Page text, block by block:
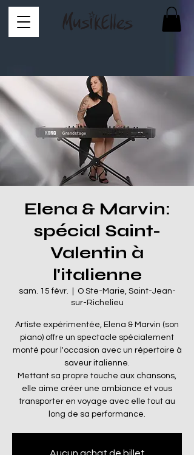
Elena & Marvin:
spécial Saint-
Valentin à
l'italienne
sam. 15 févr.
O Ste-Marie, Saint-Jean-
sur-Richelieu
Artiste expérimentée, Elena & Marvin (son
piano) offre un spectacle spécialement
monté pour l'occasion avec un répertoire à
saveur italienne.
Mettant sa propre touche aux chansons,
elle aime créer une ambiance et vous
transporter en voyage avec elle tout au
long de sa performance.